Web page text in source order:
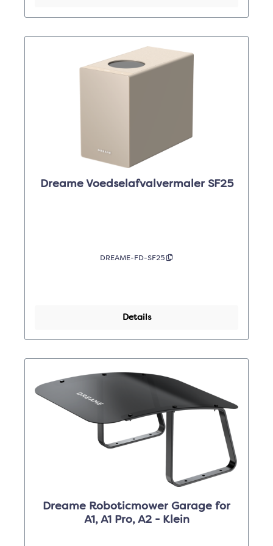
Dreame Voedselafvalvermaler SF25
DREAME-FD-SF25
Details
Dreame Roboticmower Garage for
A1, A1 Pro, A2 - Klein